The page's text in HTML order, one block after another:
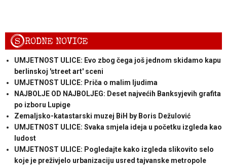
SRODNE NOVICE
UMJETNOST ULICE: Evo zbog čega još jednom skidamo kapu
berlinskoj 'street art' sceni
UMJETNOST ULICE: Priča o malim ljudima
NAJBOLJE OD NAJBOLJEG: Deset najvećih Banksyjevih grafita
po izboru Lupige
Zemaljsko-katastarski muzej BiH by Boris Dežulović
UMJETNOST ULICE: Svaka smjela ideja u početku izgleda kao
ludost
UMJETNOST ULICE: Pogledajte kako izgleda slikovito selo
koje je preživjelo urbanizaciju usred tajvanske metropole